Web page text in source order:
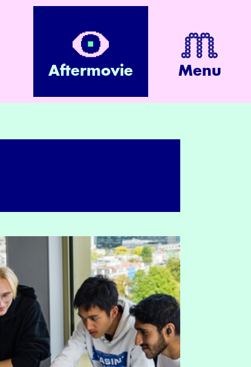
Aftermovie Menu